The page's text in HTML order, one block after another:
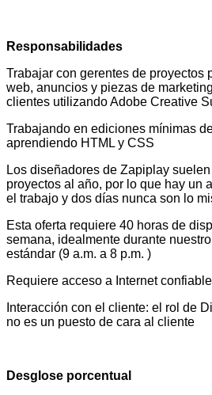
Responsabilidades
Trabajar con gerentes de proyectos
web, anuncios y piezas de
clientes utilizando Adobe Creative
Trabajando en ediciones mínimas
aprendiendo HTML y CSS
Los diseñadores de Zapiplay
proyectos al año, por lo que hay un
el trabajo y dos días nunca son lo
Esta oferta requiere 40 horas de
semana, idealmente durante
estándar (9 a.m. a 8 p.m. )
Requiere acceso a Internet confiable
Interacción con el cliente: el rol de
no es un puesto de cara al cliente
Desglose porcentual